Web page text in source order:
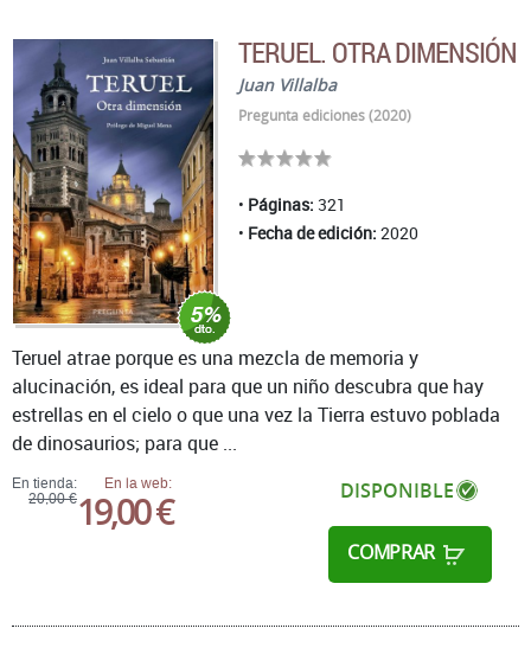
TERUEL. OTRA DIMENSIÓN
Juan Villalba
Pregunta ediciones (2020)
Páginas: 321
Fecha de edición: 2020
En tienda:
20,00 €
En la web:
19,00 € DISPONIBLE
COMPRAR
Teruel atrae porque es una mezcla de memoria y
alucinación, es ideal para que un niño descubra que hay
estrellas en el cielo o que una vez la Tierra estuvo poblada
de dinosaurios; para que ...